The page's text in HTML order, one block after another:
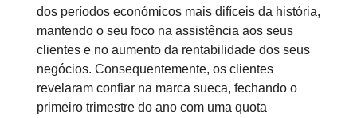
dos períodos económicos mais difíceis da história,
mantendo o seu foco na assistência aos seus
clientes e no aumento da rentabilidade dos seus
negócios. Consequentemente, os clientes
revelaram confiar na marca sueca, fechando o
primeiro trimestre do ano com uma quota